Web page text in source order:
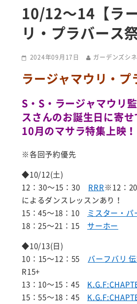
10/12～14【ラ
リ・プラバース祭
2024年09月17日 ガーデンズシ
ラージャマウリ・プ
S・S・ラージャマウリ
スさんのお誕生日に寄せ
10月のマサラ特集上映！
※各回予約優先
◆10/12(土)
12：30～15：30 RRR※12：
によるダンスレッスンあり！
15：45～18：10 ミスター・パ
18：25～21：15 サーホー
◆10/13(日)
10：15～12：55 バーフバリ
R15+
13：10～15：45
15：55～18：45